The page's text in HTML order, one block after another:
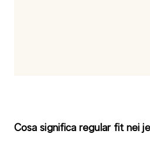
Cosa significa regular fit nei